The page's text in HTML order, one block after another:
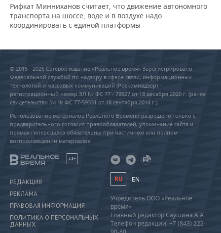
Рифкат Минниханов считает, что движение автономного
транспорта на шоссе, воде и в воздухе надо
координировать с единой платформы
© 2015 - 2026 Сетевое издание «Реальное время» Зарегистрировано
Федеральной службой по надзору в сфере связи, информационных
технологий и массовых коммуникаций (Роскомнадзор) –
регистрационный номер ЭЛ № ФС 77 - 79627 от 18 декабря 2020 г. (ранее
свидетельство Эл № ФС 77-59331 от 18 сентября 2014 г.)
Использование материалов Реального Времени разрешено только с
предварительного согласия правообладателей, упоминание сайта и
прямая гиперссылка обязательны при частичном или полном
воспроизведении материалов.
18+
РЕДАКЦИЯ
РЕКЛАМА
ПРАВОВАЯ ИНФОРМАЦИЯ
ПОЛИТИКА О ПЕРСОНАЛЬНЫХ
ДАННЫХ
RU EN
Учредитель ООО «Реальное
время»
Главный редактор Саушина А.А.
Телефон редакции: +7 (843) 222-